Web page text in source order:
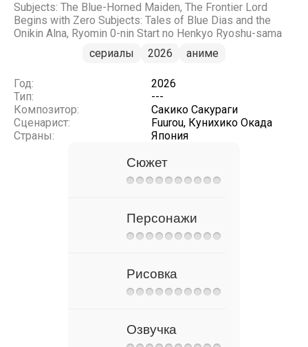
Subjects: The Blue-Horned Maiden, The Frontier Lord
Begins with Zero Subjects: Tales of Blue Dias and the
Onikin Alna, Ryomin 0-nin Start no Henkyo Ryoshu-sama
сериалы
2026 аниме
Год:
2026
Тип:
---
Композитор:
Сакико Сакураги
Сценарист:
Fuurou, Кунихико Окада
Страны:
Япония
Сюжет
Персонажи
Рисовка
Озвучка